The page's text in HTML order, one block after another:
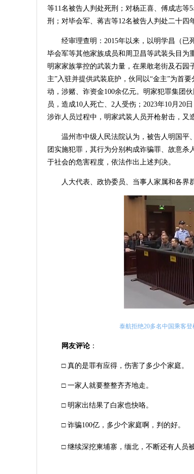
等11名被告人判处死刑；对杨正喜、傅成志等
刑；对毕会军、蒋吉等12名被告人判处二十四
经审理查明：2015年以来，以明学昌（
毕会军等其他家族成员和周卫昌等武装头目为
明家家族掌控的武装力量，在果敢老街及石园
主”入驻并提供武装庇护，伙同以“金主”为首
动，涉赌、诈资金100余亿元。明家犯罪集团
员，造成10人死亡、2人受伤；2023年10月20
涉诈人员过程中，明家武装人员开枪射击，又
温州市中级人民法院认为，被告人明国平
团实施犯罪，其行为分别构成诈骗罪、故意
于社会的危害程度，依法作出上述判决。
人大代表、政协委员、当事人家属和各界
泰航拒绝20多名中国乘客登
网友评论 ：
□ 真的是罪有应得，伤害了多少个家庭。
□ 一家人就要整整齐齐地走。
□ 明家出结果了白家也快咯。
□ 诈骗100亿，多少个家庭啊，判的好。
□ 继续深挖柬埔寨，缅北，不断还有人员被